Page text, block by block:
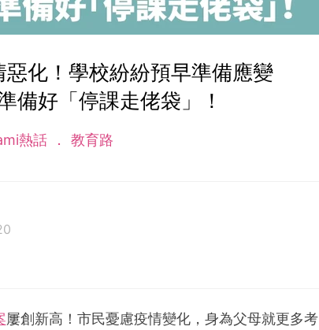
惡化！學校紛紛預早準備應變
備好「停課走佬袋」！
熱話 教育路
屢創新高！市民憂慮疫情變化，身為父母就更多考